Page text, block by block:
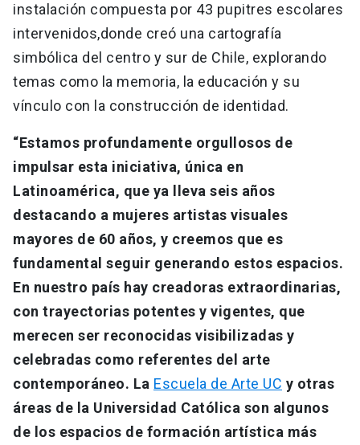
instalación compuesta por 43 pupitres escolares
intervenidos,donde creó una cartografía
simbólica del centro y sur de Chile, explorando
temas como la memoria, la educación y su
vínculo con la construcción de identidad.
“Estamos profundamente orgullosos de
impulsar esta iniciativa, única en
Latinoamérica, que ya lleva seis años
destacando a mujeres artistas visuales
mayores de 60 años, y creemos que es
fundamental seguir generando estos espacios.
En nuestro país hay creadoras extraordinarias,
con trayectorias potentes y vigentes, que
merecen ser reconocidas visibilizadas y
celebradas como referentes del arte
contemporáneo. La Escuela de Arte UC y otras
áreas de la Universidad Católica son algunos
de los espacios de formación artística más